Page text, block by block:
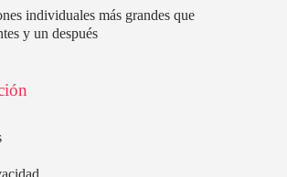
individuales más grandes que
y un después